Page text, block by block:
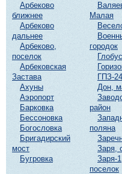
Арбеково
ближнее
Арбеково
дальнее
Арбеково,
поселок
Арбековская
Застава
Ахуны
Аэропорт
Барковка
Бессоновка
Богословка
Бригадирский
мост
Бугровка
Малая
городок
Глобус
ГПЗ-24
Дон,
район
поляна
Заря,
Заря-
поселок